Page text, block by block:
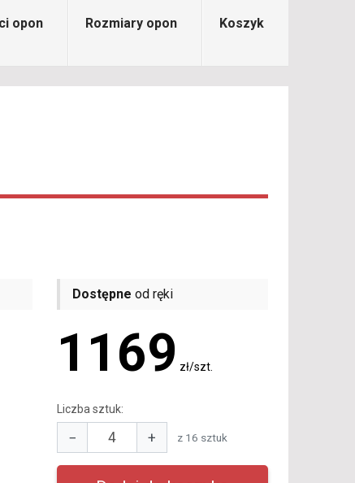
opon Rozmiary opon Koszyk
Dostępne od ręki
1169 zł/szt.
Liczba sztuk:
− + z 16 sztuk